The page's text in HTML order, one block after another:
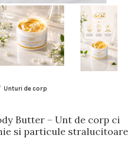
Unturi de corp
Butter – Unt de corp ci
si particule stralucitoare